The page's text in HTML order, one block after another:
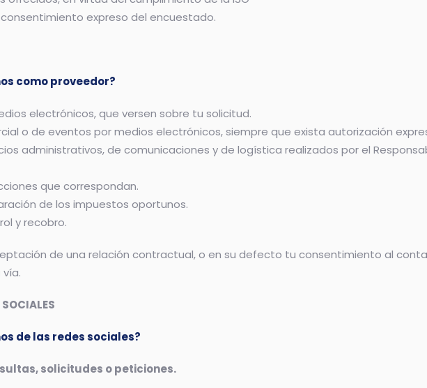
expreso del encuestado.
como proveedor?
electrónicos, que versen sobre tu solicitud.
o de eventos por medios electrónicos, siempre que exista autorización
administrativos, de comunicaciones y de logística realizados por el
que correspondan.
de los impuestos oportunos.
y recobro.
de una relación contractual, o en su defecto tu consentimiento al
de las redes sociales?
solicitudes o peticiones.